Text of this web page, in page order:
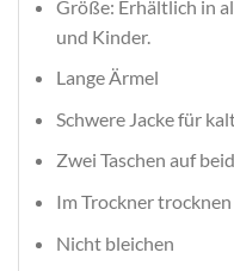
Größe: Erhältlich in
und Kinder.
Lange Ärmel
Schwere Jacke für
Zwei Taschen auf
Im Trockner trocknen
Nicht bleichen